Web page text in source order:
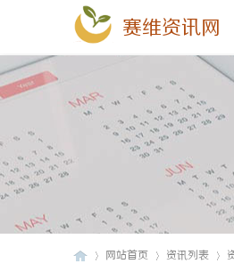
赛维资讯网
网站首页 资讯列表